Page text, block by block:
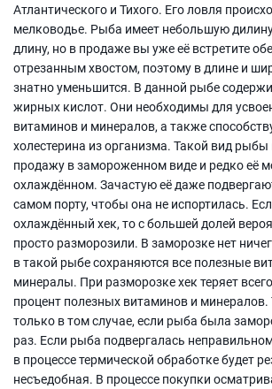
Атлантического и Тихого. Его ловля
мелководье. Рыба имеет небольшую
длину, но в продаже вы уже её встретите
отрезанным хвостом, поэтому в длине и
знатно уменьшится. В данной рыбе
жирных кислот. Они необходимы для
витаминов и минералов, а также
холестерина из организма. Такой вид рыбы
продажу в замороженном виде и редко её
охлаждённом. Зачастую её даже
самом порту, чтобы она не испортилась.
охлаждённый хек, то с большей долей
просто разморозили. В заморозке нет
в такой рыбе сохраняются все полезные
минералы. При разморозке хек теряет
процент полезных витаминов и минералов.
только в том случае, если рыба была
раз. Если рыба подвергалась
в процессе термической обработке будет
несъедобная. В процессе покупки